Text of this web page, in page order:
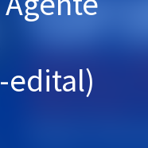
edital)